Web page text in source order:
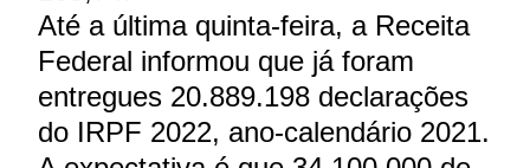
Até a última quinta-feira, a Receita
Federal informou que já foram
entregues 20.889.198 declarações
do IRPF 2022, ano-calendário 2021.